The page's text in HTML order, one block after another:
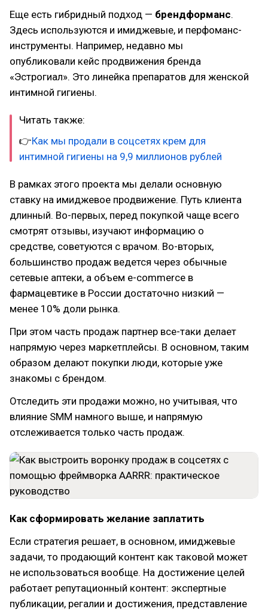
Еще есть гибридный подход — брендформанс.
Здесь используются и имиджевые, и перфоманс-
инструменты. Например, недавно мы
опубликовали кейс продвижения бренда
«Эстрогиал». Это линейка препаратов для женской
интимной гигиены.
Читать также:
👉Как мы продали в соцсетях крем для
интимной гигиены на 9,9 миллионов рублей
В рамках этого проекта мы делали основную
ставку на имиджевое продвижение. Путь клиента
длинный. Во-первых, перед покупкой чаще всего
смотрят отзывы, изучают информацию о
средстве, советуются с врачом. Во-вторых,
большинство продаж ведется через обычные
сетевые аптеки, а объем e-commerce в
фармацевтике в России достаточно низкий —
менее 10% доли рынка.
При этом часть продаж партнер все-таки делает
напрямую через маркетплейсы. В основном, таким
образом делают покупки люди, которые уже
знакомы с брендом.
Отследить эти продажи можно, но учитывая, что
влияние SMM намного выше, и напрямую
отслеживается только часть продаж.
Как сформировать желание заплатить
Если стратегия решает, в основном, имиджевые
задачи, то продающий контент как таковой может
не использоваться вообще. На достижение целей
работает репутационный контент: экспертные
публикации, регалии и достижения, представление